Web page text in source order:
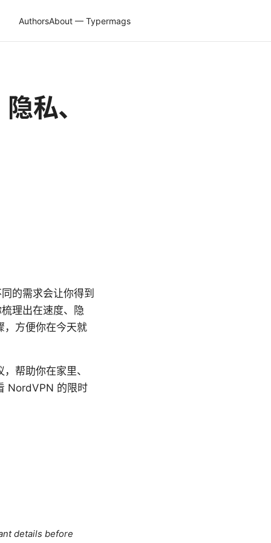
AuthorsAbout — Typermags
私、
的需求会让你得到
理出在速度、隐
，方便你在今天就
帮助你在家里、
NordVPN 的限时
details before